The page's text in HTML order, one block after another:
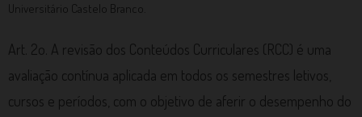
Universitário Castelo Branco.
Art. 2o. A revisão dos Conteúdos Curriculares (RCC) é uma
avaliação contínua aplicada em todos os semestres letivos,
cursos e períodos, com o objetivo de aferir o desempenho do